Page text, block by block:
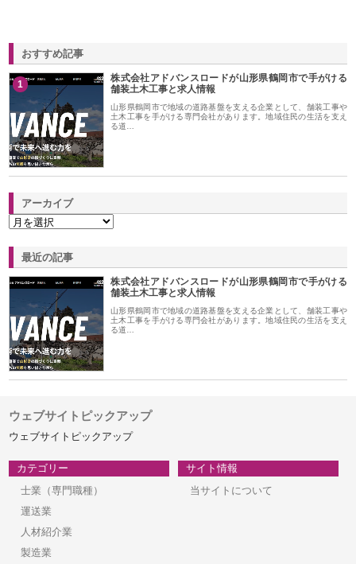
おすすめ記事
1
株式会社アドバンスロードが山形県鶴岡市で手がける
舗装土木工事と求人情報
山形県鶴岡市で地域の道路基盤を支える企業として、舗装工事や
土木工事を手がける専門会社があります。地域住民の生活を支え
る道…
アーカイブ
最近の記事
株式会社アドバンスロードが山形県鶴岡市で手がける
舗装土木工事と求人情報
山形県鶴岡市で地域の道路基盤を支える企業として、舗装工事や
土木工事を手がける専門会社があります。地域住民の生活を支え
る道…
ウェブサイトピックアップ
ウェブサイトピックアップ
カテゴリー
士業（専門職種）
運送業
人材紹介業
製造業
サイト情報
当サイトについて